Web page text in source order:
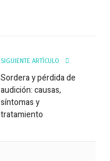
SIGUIENTE ARTÍCULO
Sordera y pérdida de
audición: causas,
síntomas y
tratamiento